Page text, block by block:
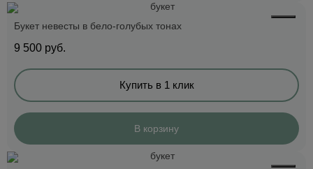
Букет невесты в бело-голубых тонах
9 500 руб.
Купить в 1 клик
В корзину